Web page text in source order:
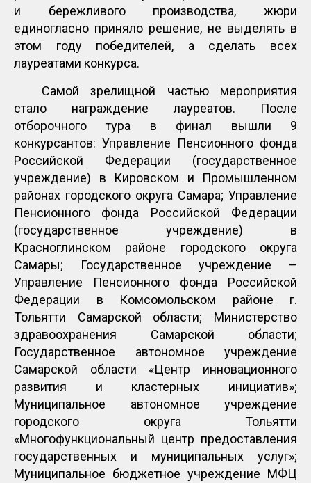
и бережливого производства, жюри
единогласно приняло решение, не выделять в
этом году победителей, а сделать всех
лауреатами конкурса.
Самой зрелищной частью мероприятия
стало награждение лауреатов. После
отборочного тура в финал вышли 9
конкурсантов: Управление Пенсионного фонда
Российской Федерации (государственное
учреждение) в Кировском и Промышленном
районах городского округа Самара; Управление
Пенсионного фонда Российской Федерации
(государственное учреждение) в
Красноглинском районе городского округа
Самары; Государственное учреждение –
Управление Пенсионного фонда Российской
Федерации в Комсомольском районе г.
Тольятти Самарской области; Министерство
здравоохранения Самарской области;
Государственное автономное учреждение
Самарской области «Центр инновационного
развития и кластерных инициатив»;
Муниципальное автономное учреждение
городского округа Тольятти
«Многофункциональный центр предоставления
государственных и муниципальных услуг»;
Муниципальное бюджетное учреждение МФЦ